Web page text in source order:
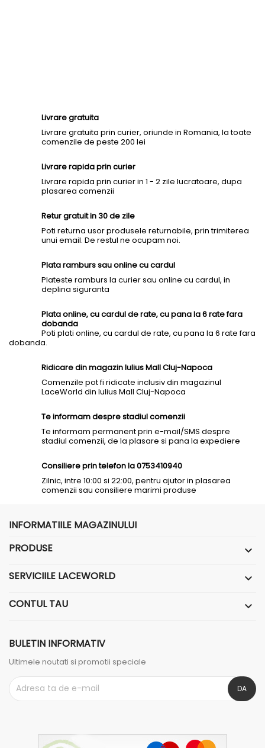
Livrare gratuita
Livrare gratuita prin curier, oriunde in Romania, la toate
comenzile de peste 200 lei
Livrare rapida prin curier
Livrare rapida prin curier in 1 - 2 zile lucratoare, dupa
plasarea comenzii
Retur gratuit in 30 de zile
Poti returna usor produsele returnabile, prin trimiterea
unui email. De restul ne ocupam noi.
Plata ramburs sau online cu cardul
Plateste ramburs la curier sau online cu cardul, in
deplina siguranta
Plata online, cu cardul de rate, cu pana la 6 rate fara
dobanda
Poti plati online, cu cardul de rate, cu pana la 6 rate fara
dobanda.
Ridicare din magazin Iulius Mall Cluj-Napoca
Comenzile pot fi ridicate inclusiv din magazinul
LaceWorld din Iulius Mall Cluj-Napoca
Te informam despre stadiul comenzii
Te informam permanent prin e-mail/SMS despre
stadiul comenzii, de la plasare si pana la expediere
Consiliere prin telefon la 0753410940
Zilnic, intre 10:00 si 22:00, pentru ajutor in plasarea
comenzii sau consiliere marimi produse
INFORMATIILE MAGAZINULUI
PRODUSE

SERVICIILE LACEWORLD 
CONTUL TAU 
BULETIN INFORMATIV
Ultimele noutati si promotii speciale